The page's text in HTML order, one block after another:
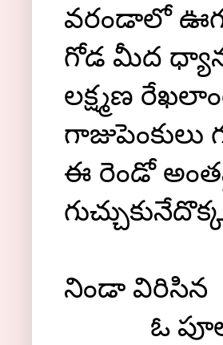
వరండాలో
గోడ మీద
లక్ష్మణ
గాజుపెంకులు
ఈ రెండో
నిండా విరిసిన
ఓ పూల